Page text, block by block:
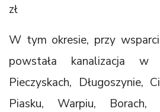
zł
W tym okresie, przy
powstała kanalizacja
Pieczyskach, Długoszynie,
Piasku, Warpiu, Borach,